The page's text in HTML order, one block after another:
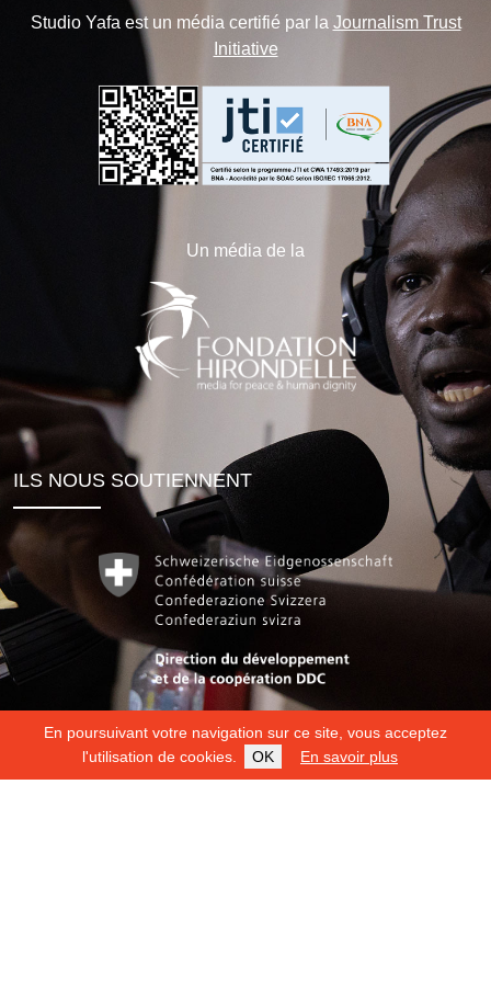
En poursuivant votre navigation sur ce site, vous acceptez
l'utilisation de cookies.
OK En savoir plus
Studio Yafa est un média certifié par la Journalism Trust
Initiative
Un média de la
ILS NOUS SOUTIENNENT